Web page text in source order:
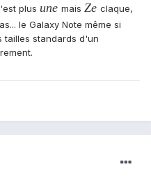
plus une mais Ze claque,
le Galaxy Note même si
tailles standards d'un